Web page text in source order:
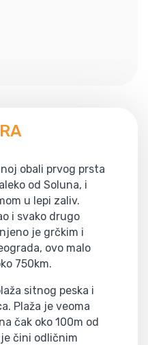
obali prvog prsta
od Soluna, i
u lepi zaliv.
i svako drugo
je grčkim i
ovo malo
750km.
sitnog peska i
Plaža je veoma
čak oko 100m od
čini odličnim